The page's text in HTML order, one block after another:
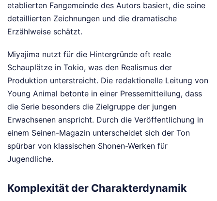
etablierten Fangemeinde des Autors basiert, die seine
detaillierten Zeichnungen und die dramatische
Erzählweise schätzt.
Miyajima nutzt für die Hintergründe oft reale
Schauplätze in Tokio, was den Realismus der
Produktion unterstreicht. Die redaktionelle Leitung von
Young Animal betonte in einer Pressemitteilung, dass
die Serie besonders die Zielgruppe der jungen
Erwachsenen anspricht. Durch die Veröffentlichung in
einem Seinen-Magazin unterscheidet sich der Ton
spürbar von klassischen Shonen-Werken für
Jugendliche.
Komplexität der Charakterdynamik